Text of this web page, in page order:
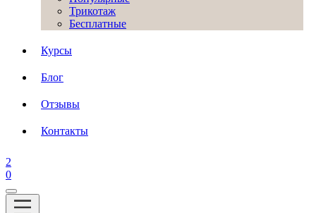
Трикотаж
Бесплатные
Курсы
Блог
Отзывы
Контакты
2
0